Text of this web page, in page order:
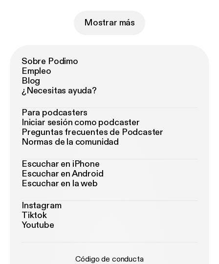
Mostrar más
Sobre Podimo
Empleo
Blog
¿Necesitas ayuda?
Para podcasters
Iniciar sesión como podcaster
Preguntas frecuentes de Podcaster
Normas de la comunidad
Escuchar en iPhone
Escuchar en Android
Escuchar en la web
Instagram
Tiktok
Youtube
Código de conducta